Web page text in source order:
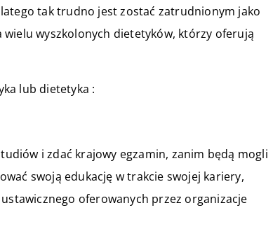
tak trudno jest zostać zatrudnionym jako
wielu wyszkolonych dietetyków, którzy oferują
lub dietetyka :
i zdać krajowy egzamin, zanim będą mogli
swoją edukację w trakcie swojej kariery,
oferowanych przez organizacje